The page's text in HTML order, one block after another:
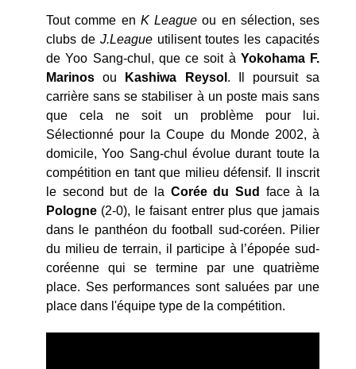
Tout comme en K League ou en sélection, ses
clubs de J.Leagueutilisent toutes les capacités
de Yoo Sang-chul, que ce soit à Yokohama F.
Marinos ou Kashiwa Reysol . Il poursuit sa
carrière sans se stabiliser à un poste mais sans
que cela ne soit un problème pour lui.
Sélectionné pour la Coupe du Monde 2002, à
domicile, Yoo Sang-chul évolue durant toute la
compétition en tant que milieu défensif. Il inscrit
le second but de la Corée du Sud
face à la
Pologne (2-0), le faisant entrer plus que jamais
dans le panthéon du football sud-coréen. Pilier
du milieu de terrain, il participe à l’épopée sud-
coréenne qui se termine par une quatrième
place. Ses performances sont saluées par une
place dans l'équipe type de la compétition.